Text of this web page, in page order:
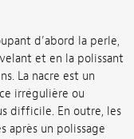
d’abord la perle,
et en la polissant
La nacre est un
irrégulière ou
difficile. En outre, les
après un polissage